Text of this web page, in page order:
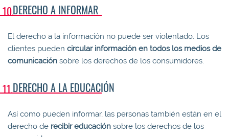
DERECHO A INFORMAR
El derecho a la información no puede ser violentado. Los
clientes pueden circular información en todos los medios de
comunicación sobre los derechos de los consumidores.
DERECHO A LA EDUCACIÓN
Así como pueden informar, las personas también están en el
derecho de recibir educación sobre los derechos de los